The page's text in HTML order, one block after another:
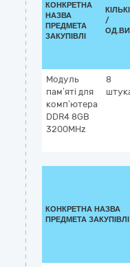
КОНКРЕТНА
НАЗВА
ПРЕДМЕТА
ЗАКУПІВЛІ
/
Модуль
пам’яті для
комп’ютера
DDR4 8GB
3200MHz
8
КОНКРЕТНА НАЗВА
ПРЕДМЕТА ЗАКУПІВЛІ